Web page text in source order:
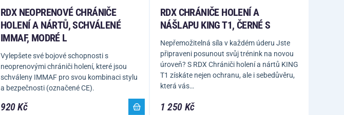
RDX NEOPRENOVÉ CHRÁNIČE
HOLENÍ A NÁRTŮ, SCHVÁLENÉ
IMMAF, MODRÉ L
Vylepšete své bojové schopnosti s
neoprenovými chrániči holení, které jsou
schváleny IMMAF pro svou kombinaci stylu
a bezpečnosti (označené CE).
920 Kč
RDX CHRÁNIČE HOLENÍ A
NÁŠLAPU KING T1, ČERNÉ S
Nepřemožitelná síla v každém úderu Jste
připraveni posunout svůj trénink na novou
úroveň? S RDX Chrániči holení a nártů KING
T1 získáte nejen ochranu, ale i sebedůvěru,
která vás…
1 250 Kč